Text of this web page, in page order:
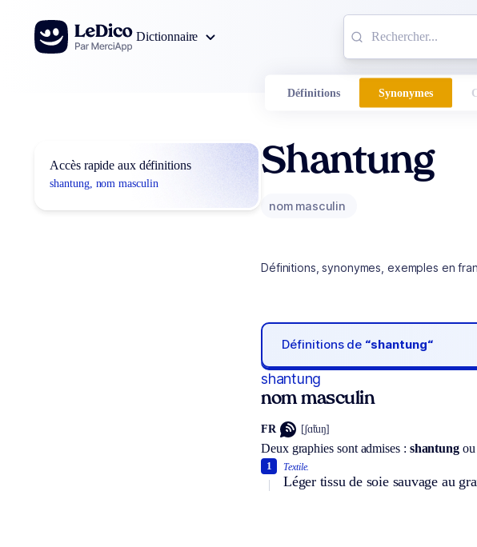
Aller au contenu
Dictionnaire
Définitions Synonymes
Accès rapide aux définitions
shantung, nom masculin
Shantung
nom masculin
Définitions, synonymes, exemples en
Définitions de “shantung“
shantung
nom masculin
FR [ʃɑ̃tuŋ]
Deux graphies sont admises : shantung ou
Textile.
Léger tissu de soie sauvage au
1